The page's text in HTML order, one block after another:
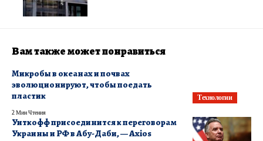
Вам также может понравиться
Технологии
Микробы в океанах и почвах
эволюционируют, чтобы поедать
пластик
2 Мин Чтения
Уиткофф присоединится к переговорам
Украины и РФ в Абу-Даби, — Axios